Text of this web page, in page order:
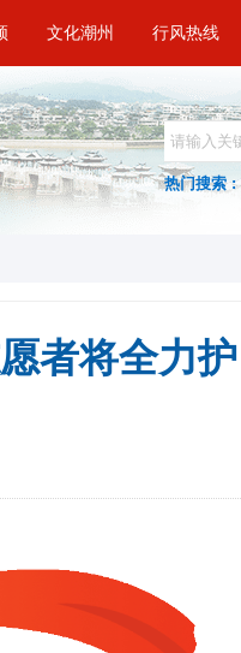
文化潮州 行风热线
热门搜索 :
者将全力护